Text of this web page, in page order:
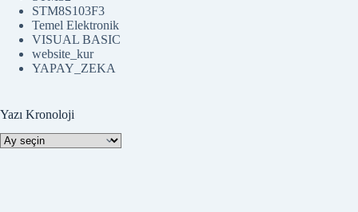
STM8S103F3
Temel Elektronik
VISUAL BASIC
website_kur
YAPAY_ZEKA
Yazı Kronoloji
Yazı
Kronoloji